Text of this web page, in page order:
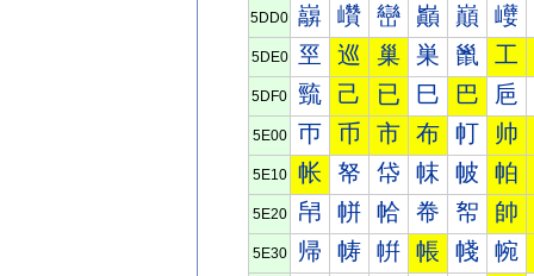
5DD0 巐 巑 巒 巓 巔 巕
5DE0 巠 巡 巢 巣 巤 工
5DF0 巰 己 已 巳 巴 巵
5E00 帀 币 市 布 帄 帅
5E10 帐 帑 帒 帓 帔 帕
5E20 帠 帡 帢 帣 帤 帥
5E30 帰 帱 帲 帳 帴 帵